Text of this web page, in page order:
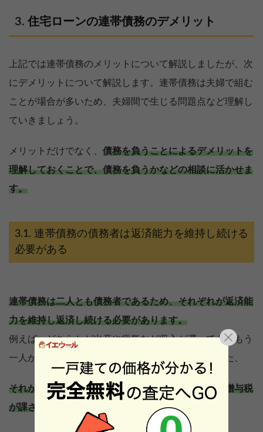
住宅ローンの連帯債務のデメリット
上記では連帯債務のメリットについて解説しましたが、次
にデメリットについて解説します。連帯債務は夫婦で組む
ことが場合が多いため、夫婦間で生じる問題点など理解し
ていきましょう。
メリットだけでなく、 債務を負うことによるデメリットを
理解しておくことで、債務を負うかなどの相談に活かせま
す。
連帯債務の債務者は返済能力を維持し続ける
必要がある
連帯債務は二人とも債務者であるため、それぞれが返済能
力を維持し返済し続ける必要があります。
例えば、どちらかが出産や病気など収入が滞っても、もう
一人が返済部分を肩代わりして返済を行います。また、
それが贈与の基礎控除枠を超えてしまった場合には贈与税
が課されてしまいます。